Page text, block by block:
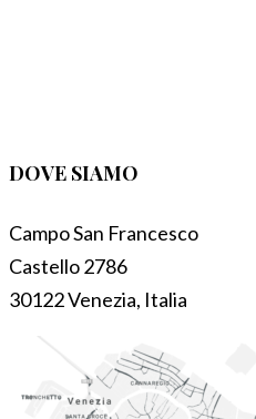
DOVE SIAMO
Campo San Francesco
Castello 2786
30122 Venezia, Italia